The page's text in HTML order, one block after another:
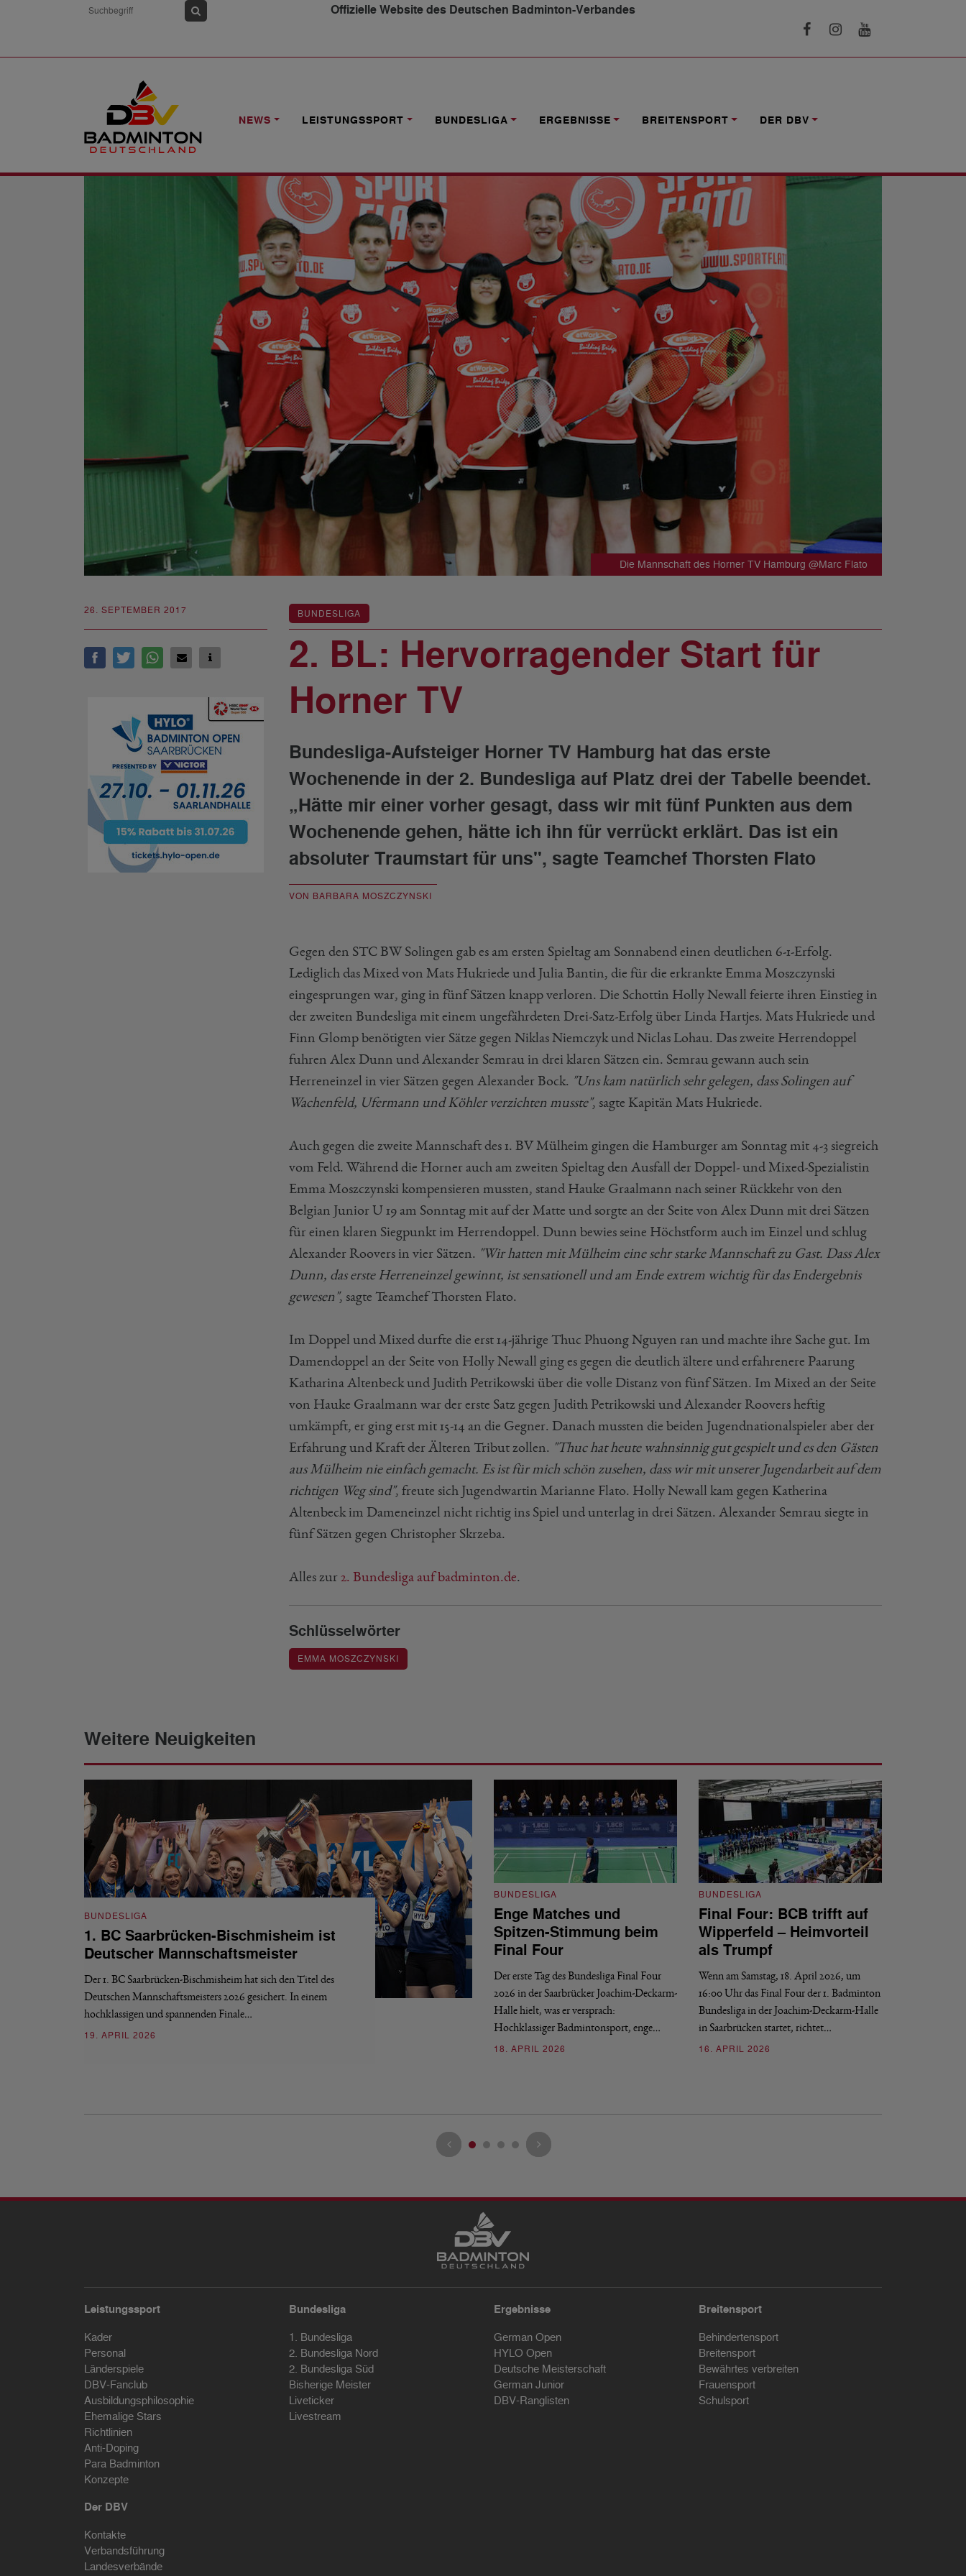
Offizielle Website des Deutschen Badminton-Verbandes
NEWS LEISTUNGSSPORT BUNDESLIGA ERGEBNISSE BREITENSPORT DER DBV
NEWS
Die Mannschaft des Horner TV Hamburg @Marc Flato
26. SEPTEMBER 2017 BUNDESLIGA
2. BL: Hervorragender Start für
Horner TV
Bundesliga-Aufsteiger Horner TV Hamburg hat das erste
Wochenende in der 2. Bundesliga auf Platz drei der Tabelle beendet.
„Hätte mir einer vorher gesagt, dass wir mit fünf Punkten aus dem
Wochenende gehen, hätte ich ihn für verrückt erklärt. Das ist ein
absoluter Traumstart für uns", sagte Teamchef Thorsten Flato
VON BARBARA MOSZCZYNSKI
Gegen den STC BW Solingen gab es am ersten Spieltag am Sonnabend einen deutlichen 6-1-Erfolg.
Lediglich das Mixed von Mats Hukriede und Julia Bantin, die für die erkrankte Emma Moszczynski
eingesprungen war, ging in fünf Sätzen knapp verloren. Die Schottin Holly Newall feierte ihren Einstieg in
der zweiten Bundesliga mit einem ungefährdeten Drei-Satz-Erfolg über Linda Hartjes. Mats Hukriede und
Finn Glomp benötigten vier Sätze gegen Niklas Niemczyk und Niclas Lohau. Das zweite Herrendoppel
fuhren Alex Dunn und Alexander Semrau in drei klaren Sätzen ein. Semrau gewann auch sein
Herreneinzel in vier Sätzen gegen Alexander Bock. "Uns kam natürlich sehr gelegen, dass Solingen auf
Wachenfeld, Ufermann und Köhler verzichten musste", sagte Kapitän Mats Hukriede.
Auch gegen die zweite Mannschaft des 1. BV Mülheim gingen die Hamburger am Sonntag mit 4-3 siegreich
vom Feld. Während die Horner auch am zweiten Spieltag den Ausfall der Doppel- und Mixed-Spezialistin
Emma Moszczynski kompensieren mussten, stand Hauke Graalmann nach seiner Rückkehr von den
Belgian Junior U 19 am Sonntag mit auf der Matte und sorgte an der Seite von Alex Dunn mit drei Sätzen
für einen klaren Siegpunkt im Herrendoppel. Dunn bewies seine Höchstform auch im Einzel und schlug
Alexander Roovers in vier Sätzen. "Wir hatten mit Mülheim eine sehr starke Mannschaft zu Gast. Dass Alex
Dunn, das erste Herreneinzel gewinnt, ist sensationell und am Ende extrem wichtig für das Endergebnis
gewesen", sagte Teamchef Thorsten Flato.
Im Doppel und Mixed durfte die erst 14-jährige Thuc Phuong Nguyen ran und machte ihre Sache gut. Im
Damendoppel an der Seite von Holly Newall ging es gegen die deutlich ältere und erfahrenere Paarung
Katharina Altenbeck und Judith Petrikowski über die volle Distanz von fünf Sätzen. Im Mixed an der Seite
von Hauke Graalmann war der erste Satz gegen Judith Petrikowski und Alexander Roovers heftig
umkämpft, er ging erst mit 15-14 an die Gegner. Danach mussten die beiden Jugendnationalspieler aber der
Erfahrung und Kraft der Älteren Tribut zollen. "Thuc hat heute wahnsinnig gut gespielt und es den Gästen
aus Mülheim nie einfach gemacht. Es ist für mich schön zusehen, dass wir mit unserer Jugendarbeit auf dem
richtigen Weg sind", freute sich Jugendwartin Marianne Flato. Holly Newall kam gegen Katherina
Altenbeck im Dameneinzel nicht richtig ins Spiel und unterlag in drei Sätzen. Alexander Semrau siegte in
fünf Sätzen gegen Christopher Skrzeba.
Alles zur 2. Bundesliga auf badminton.de.
Schlüsselwörter
EMMA MOSZCZYNSKI
Weitere Neuigkeiten
BUNDESLIGA
1. BC Saarbrücken-Bischmisheim ist
Deutscher Mannschaftsmeister
Der 1. BC Saarbrücken-Bischmisheim hat sich den Titel des
Deutschen Mannschaftsmeisters 2026 gesichert. In einem
hochklassigen und spannenden Finale…
19. APRIL 2026
BUNDESLIGA
Enge Matches und
Spitzen-Stimmung beim
Final Four
Der erste Tag des Bundesliga Final Four
2026 in der Saarbrücker Joachim-Deckarm-
Halle hielt, was er versprach:
Hochklassiger Badmintonsport, enge…
18. APRIL 2026
BUNDESLIGA
Final Four: BCB trifft auf
Wipperfeld – Heimvorteil
als Trumpf
Wenn am Samstag, 18. April 2026, um
16:00 Uhr das Final Four der 1. Badminton
Bundesliga in der Joachim-Deckarm-Halle
in Saarbrücken startet, richtet…
16. APRIL 2026
Leistungssport
Kader
Personal
Länderspiele
DBV-Fanclub
Ausbildungsphilosophie
Ehemalige Stars
Richtlinien
Anti-Doping
Para Badminton
Konzepte
Bundesliga
1. Bundesliga
2. Bundesliga Nord
2. Bundesliga Süd
Bisherige Meister
Liveticker
Livestream
Ergebnisse
German Open
HYLO Open
Deutsche Meisterschaft
German Junior
DBV-Ranglisten
Breitensport
Behindertensport
Breitensport
Bewährtes verbreiten
Frauensport
Schulsport
Der DBV
Kontakte
Verbandsführung
Landesverbände